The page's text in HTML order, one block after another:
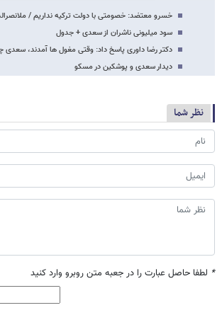
خسرو معتضد: خصومتی با دولت ترکیه نداریم /
سود میلیونی ناشران از سعدی + جدول
دکتر رضا داوری پاسخ داد: وقتی مغول ها آمدند، سعدی
دیدار سعدی و پوشکین در مسکو
نظر شما
* لطفا حاصل عبارت را در جعبه متن روبرو وارد کنید